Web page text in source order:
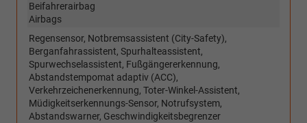
Beifahrerairbag
Airbags
Regensensor, Notbremsassistent (City-Safety),
Berganfahrassistent, Spurhalteassistent,
Spurwechselassistent, Fußgängererkennung,
Abstandstempomat adaptiv (ACC),
Verkehrzeichenerkennung, Toter-Winkel-Assistent,
Müdigkeitserkennungs-Sensor, Notrufsystem,
Abstandswarner, Geschwindigkeitsbegrenzer